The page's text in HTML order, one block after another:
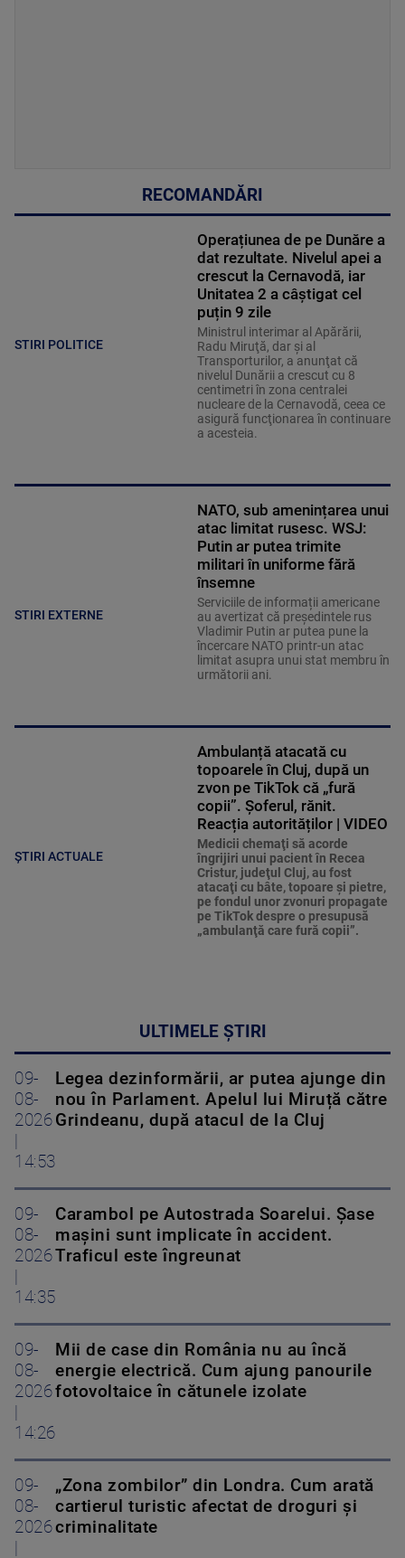
RECOMANDĂRI
STIRI POLITICE
Operațiunea de pe Dunăre a
dat rezultate. Nivelul apei a
crescut la Cernavodă, iar
Unitatea 2 a câștigat cel
puțin 9 zile
Ministrul interimar al Apărării,
Radu Miruţă, dar şi al
Transporturilor, a anunţat că
nivelul Dunării a crescut cu 8
centimetri în zona centralei
nucleare de la Cernavodă, ceea ce
asigură funcţionarea în continuare
a acesteia.
STIRI EXTERNE
NATO, sub amenințarea unui
atac limitat rusesc. WSJ:
Putin ar putea trimite
militari în uniforme fără
însemne
Serviciile de informații americane
au avertizat că președintele rus
Vladimir Putin ar putea pune la
încercare NATO printr-un atac
limitat asupra unui stat membru în
următorii ani.
ȘTIRI ACTUALE
Ambulanță atacată cu
topoarele în Cluj, după un
zvon pe TikTok că „fură
copii”. Șoferul, rănit.
Reacția autorităților | VIDEO
Medicii chemaţi să acorde
îngrijiri unui pacient în Recea
Cristur, judeţul Cluj, au fost
atacaţi cu bâte, topoare şi pietre,
pe fondul unor zvonuri propagate
pe TikTok despre o presupusă
„ambulanţă care fură copii”.
ULTIMELE ȘTIRI
09-
08-
2026
14:53
Legea dezinformării, ar putea ajunge din
nou în Parlament. Apelul lui Miruță către
Grindeanu, după atacul de la Cluj
09-
08-
2026
14:35
Carambol pe Autostrada Soarelui. Șase
mașini sunt implicate în accident.
Traficul este îngreunat
09-
08-
2026
14:26
Mii de case din România nu au încă
energie electrică. Cum ajung panourile
fotovoltaice în cătunele izolate
09-
08-
2026
„Zona zombilor” din Londra. Cum arată
cartierul turistic afectat de droguri și
criminalitate